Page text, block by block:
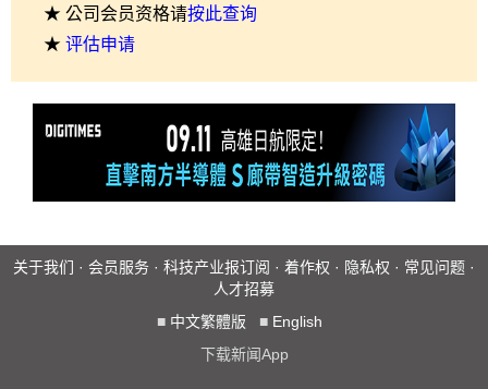
★ 公司会员资格请按此查询
★ 评估申请
关于我们 · 会员服务 · 科技产业报订阅 · 着作权 · 隐私权 · 常见问题 ·
人才招募
■ 中文繁體版 ■ English
下载新闻App